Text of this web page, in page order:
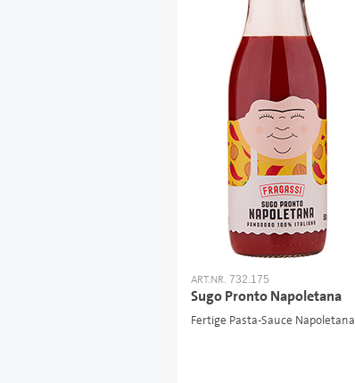
ART.NR. 732.175
Sugo Pronto Napoletana
Fertige Pasta-Sauce Napoletana